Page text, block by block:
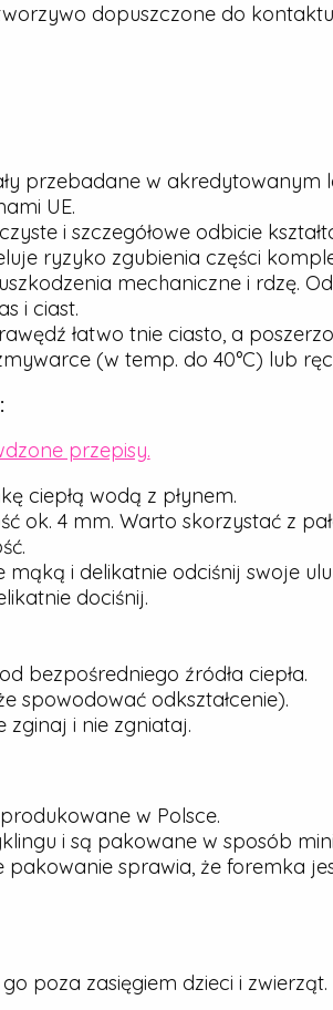
dopuszczone do
przebadane w akredytowanym
UE.
i szczegółowe odbicie
ryzyko zgubienia części
mechaniczne i rdzę.
i ciast.
łatwo tnie ciasto, a
(w temp. do 40°C) lub
przepisy.
ciepłą wodą z płynem.
ok. 4 mm. Warto skorzystać z
i delikatnie odciśnij swoje
dociśnij.
bezpośredniego źródła ciepła.
spowodować odkształcenie).
zginaj i nie zgniataj.
w Polsce.
i są pakowane w sposób
pakowanie sprawia, że foremka
poza zasięgiem dzieci i zwierząt.